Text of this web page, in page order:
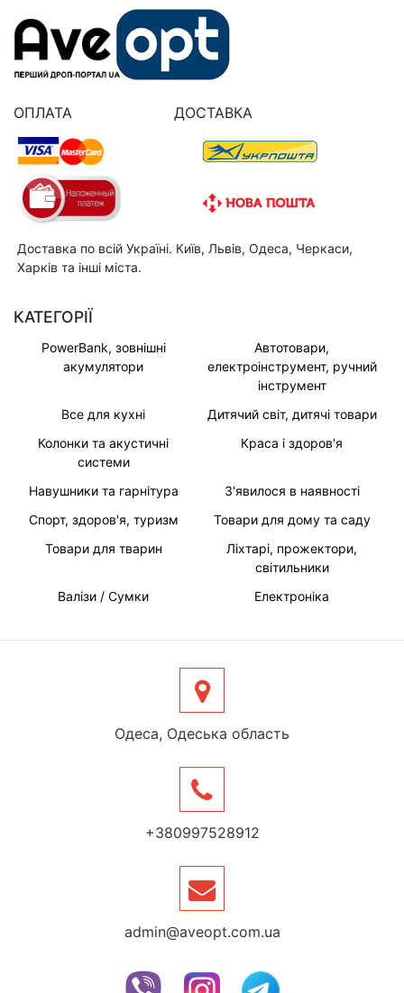
ОПЛАТА ДОСТАВКА
Доставка по всій Україні. Київ, Львів, Одеса, Черкаси,
Харків та інші міста.
КАТЕГОРІЇ
PowerBank, зовнішні
акумулятори
Автотовари,
електроінструмент, ручний
інструмент
Все для кухні
Дитячий світ, дитячі товари
Колонки та акустичні
системи
Краса і здоров'я
Навушники та гарнітура
З'явилося в наявності
Спорт, здоров'я, туризм
Товари для дому та саду
Товари для тварин
Ліхтарі, прожектори,
світильники
Валізи / Сумки
Електроніка
Одеса, Одеська область
+380997528912
admin@aveopt.com.ua